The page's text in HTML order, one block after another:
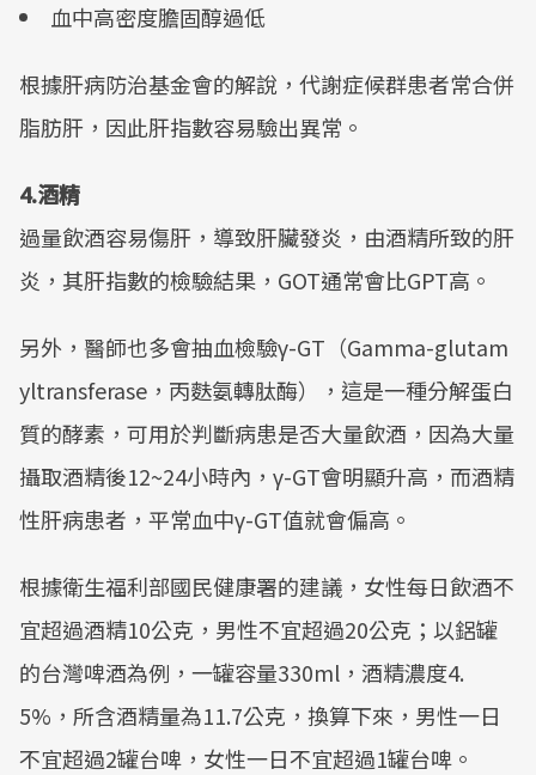
血中高密度膽固醇過低
根據肝病防治基金會的解說，代謝症候群患者常合併
脂肪肝，因此肝指數容易驗出異常。
4.酒精
過量飲酒容易傷肝，導致肝臟發炎，由酒精所致的肝
炎，其肝指數的檢驗結果，GOT通常會比GPT高。
另外，醫師也多會抽血檢驗γ-GT（Gamma-glutam
yltransferase，丙麩氨轉肽酶），這是一種分解蛋白
質的酵素，可用於判斷病患是否大量飲酒，因為大量
攝取酒精後12~24小時內，γ-GT會明顯升高，而酒精
性肝病患者，平常血中γ-GT值就會偏高。
根據衛生福利部國民健康署的建議，女性每日飲酒不
宜超過酒精10公克，男性不宜超過20公克；以鋁罐
的台灣啤酒為例，一罐容量330ml，酒精濃度4.
5%，所含酒精量為11.7公克，換算下來，男性一日
不宜超過2罐台啤，女性一日不宜超過1罐台啤。